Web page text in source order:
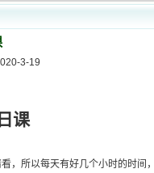
3-19
课
，所以每天有好几个小时的时间